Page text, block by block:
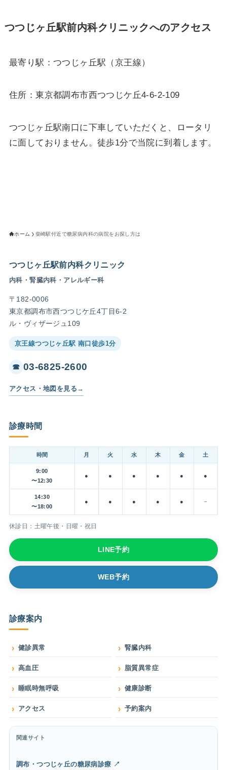
つつじヶ丘駅前内科クリニックへのアクセス
最寄り駅：つつじヶ丘駅（京王線）
住所：東京都調布市西つつじケ丘4-6-2-109
つつじヶ丘駅南口に下車していただくと、ロータリ
に面しておりません。徒歩1分で当院に到着します。
ホーム 柴崎駅付近で糖尿病内科の病院をお探し方は
つつじヶ丘駅前内科クリニック
内科・腎臓内科・アレルギー科
〒182-0006
東京都調布市西つつじケ丘4丁目6-2
ル・ヴィザージュ109
京王線つつじヶ丘駅 南口徒歩1分
☎ 03-6825-2600
アクセス・地図を見る →
診療時間
時間 月 火 水 木 金 土
9:00
〜12:30
● ● ● ● ● ●
14:30
〜18:00
● ● ● ● ● －
休診日：土曜午後・日曜・祝日
LINE予約
WEB予約
診療案内
健診異常 腎臓内科
高血圧 脂質異常症
睡眠時無呼吸 健康診断
アクセス 予約案内
関連サイト
調布・つつじヶ丘の糖尿病診療 ↗